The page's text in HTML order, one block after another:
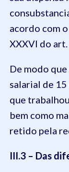
acordo com
XXXVI do art.
De modo
salarial de
que
bem como
retido pela
III.3 – Das